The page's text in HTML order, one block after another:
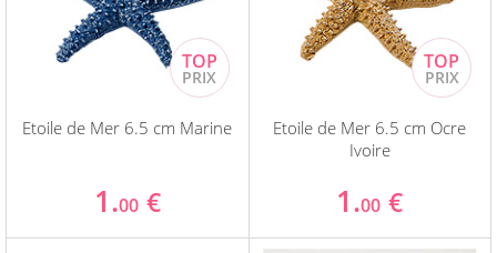
Etoile de Mer 6.5 cm Marine
1.00 €
Etoile de Mer 6.5 cm Ocre
Ivoire
1.00 €